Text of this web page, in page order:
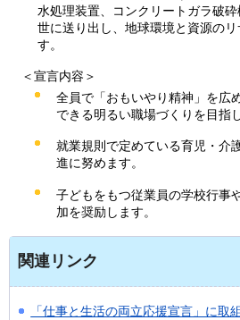
水処理装置、コンクリートガラ破砕
世に送り出し、地球環境と資源の
す。
＜宣言内容＞
全員で「おもいやり精神」を広
できる明るい職場づくりを目指
就業規則で定めている育児・介
進に努めます。
子どもをもつ従業員の学校行事
加を奨励します。
関連リンク
「仕事と生活の両立応援宣言」に取